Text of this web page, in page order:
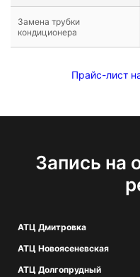
Замена трубки
кондиционера
Прайс-лист
Запись на
АТЦ Дмитровка
АТЦ Новоясеневская
АТЦ Долгопрудный